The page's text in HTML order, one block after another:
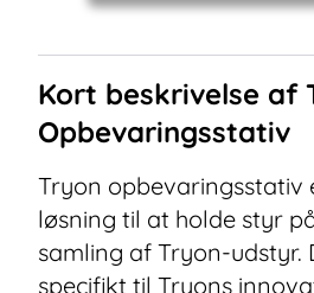
Kort beskrivelse af
Opbevaringsstativ
Tryon opbevaringsstativ
løsning til at holde styr
samling af Tryon-udstyr.
specifikt til Tryons